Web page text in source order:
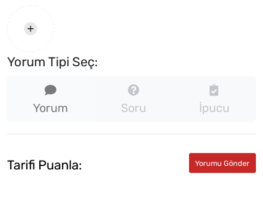
Yorum Tipi Seç:
Yorum Soru İpucu
Tarifi Puanla: